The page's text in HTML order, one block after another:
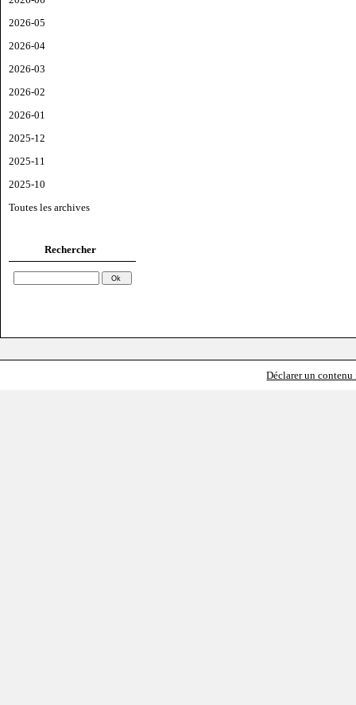
2026-05
2026-04
2026-03
2026-02
2026-01
2025-12
2025-11
2025-10
Toutes les archives
Rechercher
Déclarer un